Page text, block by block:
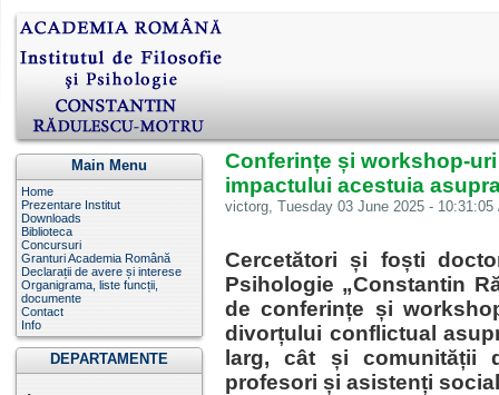
Main Menu
Home
Prezentare Institut
Downloads
Biblioteca
Concursuri
Granturi Academia Română
Declarații de avere și interese
Organigrama, liste funcții,
documente
Contact
Info
DEPARTAMENTE
Conferințe și workshop-
impactului acestuia
victorg, Tuesday 03 June 2025 - 10:31:05
Cercetători și foști
Psihologie „Constantin
de conferințe și
divorțului conflictual
larg, cât și comunității
profesori și asistenți